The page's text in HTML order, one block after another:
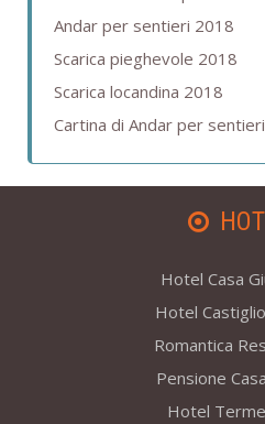
Andar per sentieri 2018
Scarica pieghevole 2018
Scarica locandina 2018
Cartina di Andar per
Hotel Casa
Hotel
Romantica
Pensione
Hotel